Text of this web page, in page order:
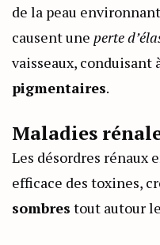
de la peau
causent une perte
vaisseaux, conduisant
pigmentaires.
Maladies
Les désordres
efficace des toxines,
sombres tout autour